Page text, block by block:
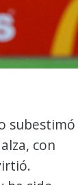
subestimó
con